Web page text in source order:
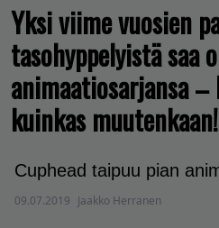
Yksi viime vuosien
tasohyppelyistä saa
animaatiosarjansa
kuinkas muutenkaan!
Cuphead taipuu pian
09.07.2019 Jaakko Herranen